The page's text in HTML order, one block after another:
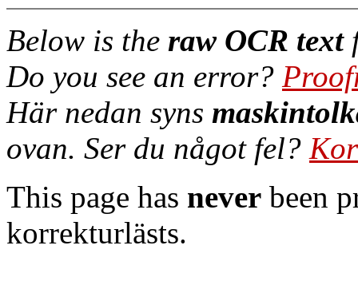
Below is the raw OCR text
Do you see an error?
Här nedan syns
ovan. Ser du något fel?
This page has never been
korrekturlästs.